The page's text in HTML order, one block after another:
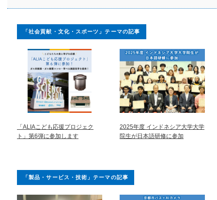
「社会貢献・文化・スポーツ」テーマの記事
「ALIAこども応援プロジェク
ト」第6弾に参加します
2025年度 インドネシア大学大学
院生が日本語研修に参加
「製品・サービス・技術」テーマの記事